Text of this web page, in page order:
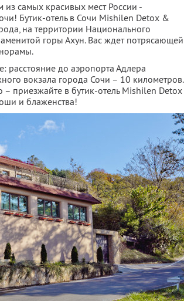
самых красивых мест России -
Бутик-отель в Сочи Mishilen Detox &
на территории Национального
горы Ахун. Вас ждет потрясающей
расстояние до аэропорта Адлера
вокзала города Сочи – 10 километров.
– приезжайте в бутик-отель Mishilen Detox
и блаженства!